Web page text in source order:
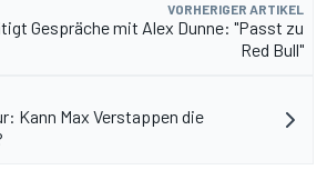
VORHERIGER ARTIKEL
Gespräche mit Alex Dunne: "Passt zu
Red Bull"
Kann Max Verstappen die